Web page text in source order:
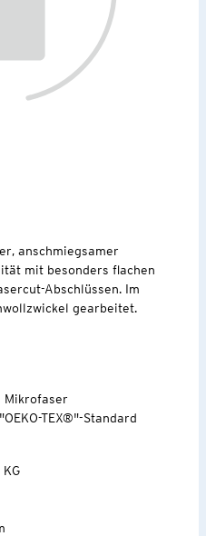
anschmiegsamer
mit besonders flachen
Abschlüssen. Im
gearbeitet.
Mikrofaser
TEX®"-Standard